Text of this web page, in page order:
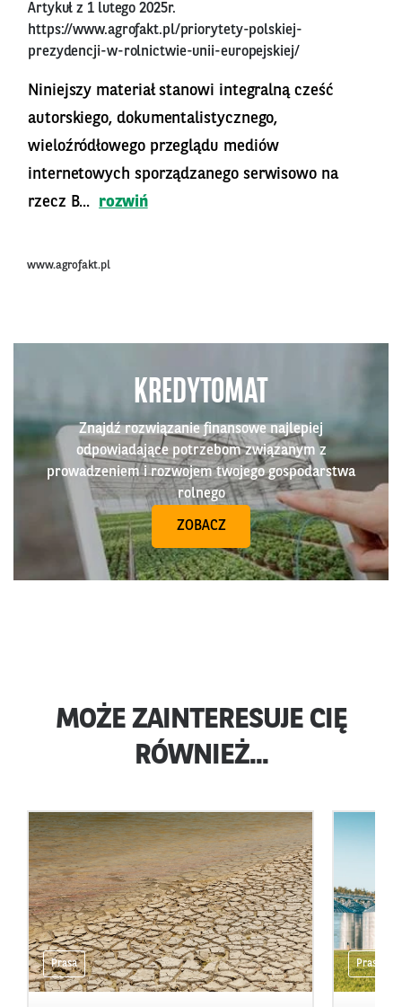
Artykuł z 1 lutego 2025r.
https://www.agrofakt.pl/priorytety-polskiej-
prezydencji-w-rolnictwie-unii-europejskiej/
Niniejszy materiał stanowi integralną cześć
autorskiego, dokumentalistycznego,
wieloźródłowego przeglądu mediów
internetowych sporządzanego serwisowo na
rzecz B...
rozwiń
www.agrofakt.pl
KREDYTOMAT
Znajdź rozwiązanie finansowe najlepiej
odpowiadające potrzebom związanym z
prowadzeniem i rozwojem twojego gospodarstwa
rolnego
ZOBACZ
MOŻE ZAINTERESUJE CIĘ
RÓWNIEŻ...
Prasa Prasa